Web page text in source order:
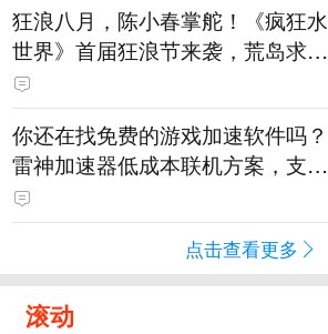
狂浪八月，陈小春掌舵！《疯狂水
世界》首届狂浪节来袭，荒岛求生
直播即将开启
你还在找免费的游戏加速软件吗？
雷神加速器低成本联机方案，支持
免费试用
点击查看更多
滚动